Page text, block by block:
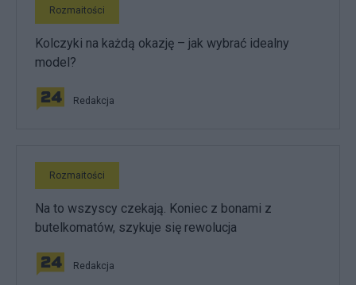
Rozmaitości
Kolczyki na każdą okazję – jak wybrać idealny
model?
Redakcja
Rozmaitości
Na to wszyscy czekają. Koniec z bonami z
butelkomatów, szykuje się rewolucja
Redakcja